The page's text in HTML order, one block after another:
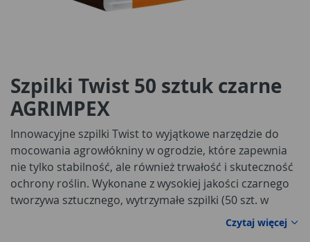
Szpilki Twist 50 sztuk czarne
AGRIMPEX
Innowacyjne szpilki Twist to wyjątkowe narzędzie do
mocowania agrowłókniny w ogrodzie, które zapewnia
nie tylko stabilność, ale również trwałość i skuteczność
ochrony roślin. Wykonane z wysokiej jakości czarnego
tworzywa sztucznego, wytrzymałe szpilki (50 szt. w
opakowaniu) są odporne na warunki atmosferyczne
oraz promieniowanie UV, co gwarantuje długotrwałe
Czytaj więcej